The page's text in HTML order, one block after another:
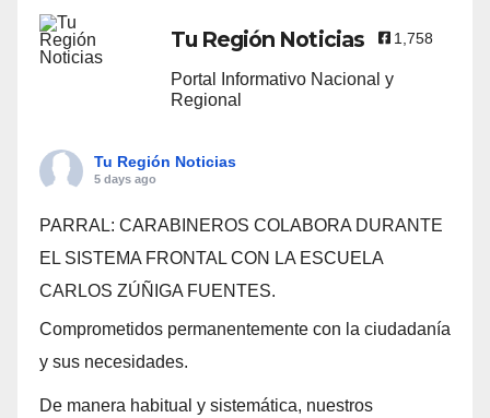
Tu Región Noticias 1,758
Portal Informativo Nacional y
Regional
Tu Región Noticias
5 days ago
PARRAL: CARABINEROS COLABORA DURANTE
EL SISTEMA FRONTAL CON LA ESCUELA
CARLOS ZÚÑIGA FUENTES.
Comprometidos permanentemente con la ciudadanía
y sus necesidades.
De manera habitual y sistemática, nuestros